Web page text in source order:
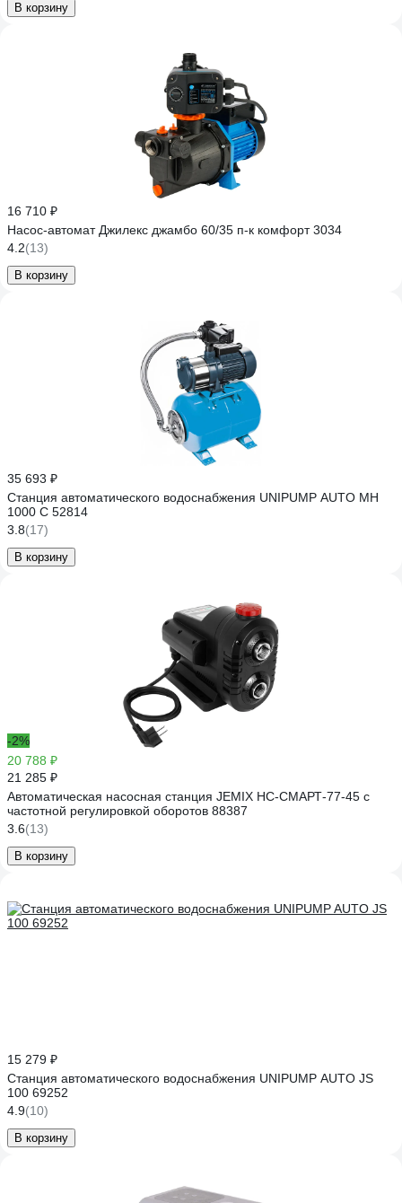
В корзину
16 710 ₽
Насос-автомат Джилекс джамбо 60/35 п-к комфорт 3034
4.2(13)
В корзину
35 693 ₽
Станция автоматического водоснабжения UNIPUMP AUTO MH
1000 С 52814
3.8(17)
В корзину
-2%
20 788 ₽
21 285 ₽
Автоматическая насосная станция JEMIX НС-СМАРТ-77-45 с
частотной регулировкой оборотов 88387
3.6(13)
В корзину
15 279 ₽
Станция автоматического водоснабжения UNIPUMP AUTO JS
100 69252
4.9(10)
В корзину